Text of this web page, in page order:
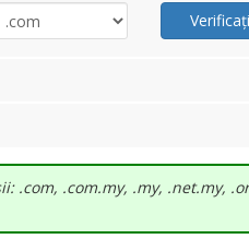
Verificați
.com, .com.my, .my, .net.my,